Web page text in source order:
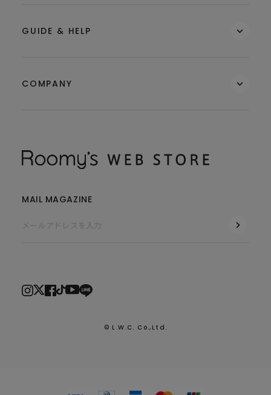
GUIDE & HELP
COMPANY
MAIL MAGAZINE
© L.W.C. Co.,Ltd.